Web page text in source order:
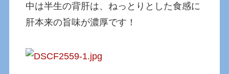
中は半生の背肝は、ねっとりとした食感に
肝本来の旨味が濃厚です！